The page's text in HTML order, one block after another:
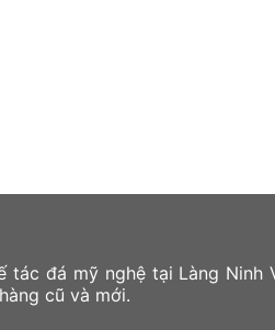
đá mỹ nghệ tại Làng Ninh
cũ và mới.